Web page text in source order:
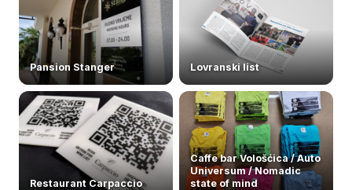
Pansion Stanger Lovranski list
Restaurant Carpaccio
Caffe bar Vološćica / Auto
Universum / Nomadic
state of mind